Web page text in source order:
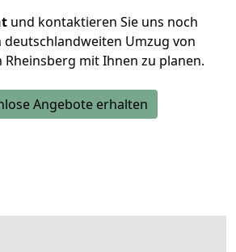
und kontaktieren Sie uns noch
Umzug von
Rheinsberg mit Ihnen zu planen.
Angebote erhalten